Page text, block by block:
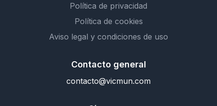
Política de privacidad
Política de cookies
Aviso legal y condiciones de uso
Contacto general
contacto@vicmun.com